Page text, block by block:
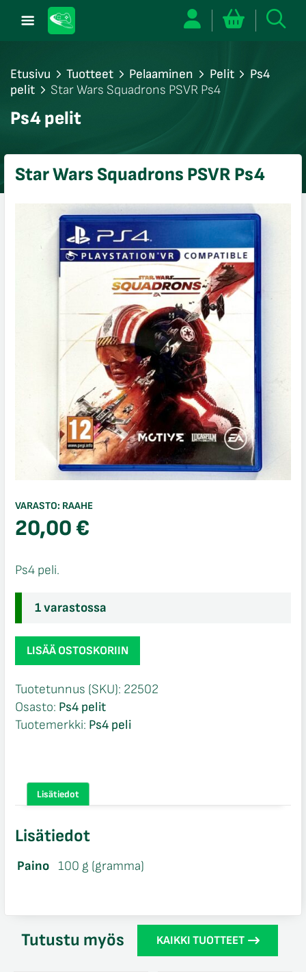
Etusivu Tuotteet Pelaaminen Pelit
Ps4
pelit
Star Wars Squadrons PSVR Ps4
Ps4 pelit
Star Wars Squadrons PSVR Ps4
VARASTO: RAAHE
20,00€
Ps4 peli.
1 varastossa
Star
Wars
PSVR
Ps4
määrä
LISÄÄ OSTOSKORIIN
Tuotetunnus (SKU): 22502
Osasto: Ps4 pelit
Tuotemerkki: Ps4 peli
Lisätiedot
Lisätiedot
Paino 100 g (gramma)
Tutustu myös KAIKKI TUOTTEET
sulje
sulje